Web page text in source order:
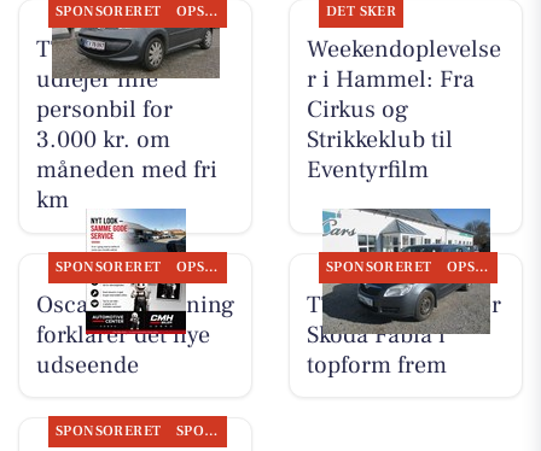
SPONSORERET OPSLAGSTAVLEN
TT CARS ApS
udlejer lille
personbil for
3.000 kr. om
måneden med fri
km
DET SKER
Weekendoplevelse
r i Hammel: Fra
Cirkus og
Strikkeklub til
Eventyrfilm
SPONSORERET OPSLAGSTAVLEN
Oscar Biludlejning
forklarer det nye
udseende
SPONSORERET OPSLAGSTAVLEN
TT CARS ApS viser
Skoda Fabia i
topform frem
SPONSORERET SPONSORERET INDHOLD